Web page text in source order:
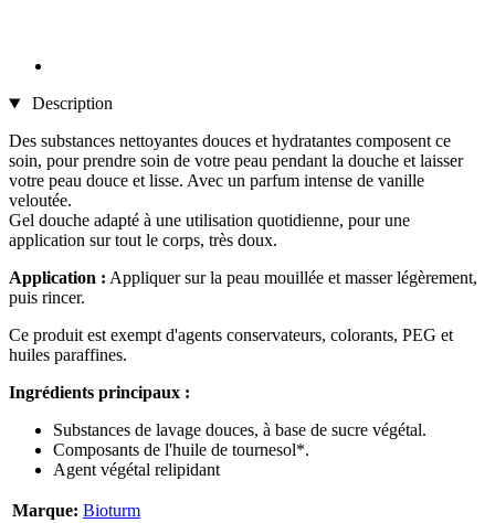
Description
Des substances nettoyantes douces et hydratantes composent ce
soin, pour prendre soin de votre peau pendant la douche et laisser
votre peau douce et lisse. Avec un parfum intense de vanille
veloutée.
Gel douche adapté à une utilisation quotidienne, pour une
application sur tout le corps, très doux.
Application : Appliquer sur la peau mouillée et masser légèrement,
puis rincer.
Ce produit est exempt d'agents conservateurs, colorants, PEG et
huiles paraffines.
Ingrédients principaux :
Substances de lavage douces, à base de sucre végétal.
Composants de l'huile de tournesol*.
Agent végétal relipidant
Marque: Bioturm